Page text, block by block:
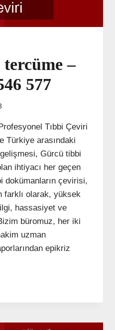
–
577
Tıbbi Çeviri
Türkiye arasındaki
Gürcü tibbi
ihtiyacı her geçen
dokümanların çevirisi,
farklı olarak, yüksek
hassasiyet ve
büromuz, her iki
uzman
epikriz